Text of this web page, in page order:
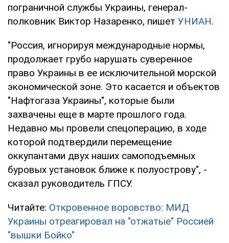
пограничной службы Украины, генерал-
полковник Виктор Назаренко, пишет УНИАН.
"Россия, игнорируя международные нормы,
продолжает грубо нарушать суверенное
право Украины в ее исключительной морской
экономической зоне. Это касается и объектов
"Нафтогаза Украины", которые были
захвачены еще в марте прошлого года.
Недавно мы провели спецоперацию, в ходе
которой подтвердили перемещение
оккупантами двух наших самоподъемных
буровых установок ближе к полуострову", -
сказал руководитель ГПСУ.
Читайте: Откровенное воровство: МИД
Украины отреагировал на "отжатые" Россией
"вышки Бойко"